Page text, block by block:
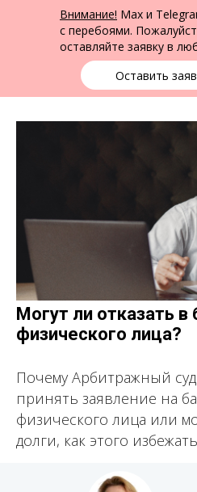
Внимание! Max и
с перебоями.
оставляйте заявку в
Оставить
Юридическая помощь в Кемерово
ФПК Альтернатива
Кемерово
выбрать город
+7
Могут ли отказать в
физического лица?
Почему Арбитражный суд
принять заявление на
физического лица или
долги, как этого избежать